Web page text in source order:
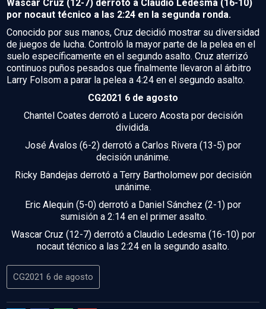
Wascar Cruz (12-7) derrotó a Claudio Ledesma (16-10)
por nocaut técnico a las 2:24 en la segunda ronda.
Conocido por sus manos, Cruz decidió mostrar su diversidad
de juegos de lucha. Controló la mayor parte de la pelea en el
suelo específicamente en el segundo asalto. Cruz aterrizó
continuos puños pesados que finalmente llevaron al árbitro
Larry Folsom a parar la pelea a 4:24 en el segundo asalto.
CG2021 6 de agosto
Chantel Coates derrotó a Lucero Acosta por decisión
dividida.
José Ávalos (6-2) derrotó a Carlos Rivera (13-5) por
decisión unánime.
Ricky Bandejas derrotó a Terry Bartholomew por decisión
unánime.
Eric Alequin (5-0) derrotó a Daniel Sánchez (2-1) por
sumisión a 2:14 en el primer asalto.
Wascar Cruz (12-7) derrotó a Claudio Ledesma (16-10) por
nocaut técnico a las 2:24 en la segundo asalto.
CG2021 6 de agosto